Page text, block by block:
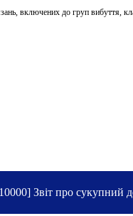
включених до груп вибуття,
Звіт про сукупний